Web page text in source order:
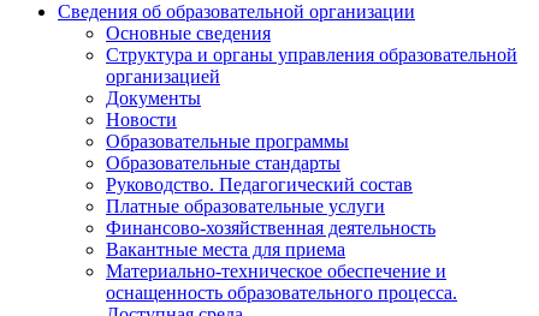
Сведения об образовательной организации
Основные сведения
Структура и органы управления образовательной
организацией
Документы
Новости
Образовательные программы
Образовательные стандарты
Руководство. Педагогический состав
Платные образовательные услуги
Финансово-хозяйственная деятельность
Вакантные места для приема
Материально-техническое обеспечение и
оснащенность образовательного процесса.